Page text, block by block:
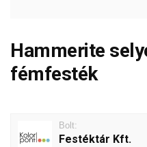
Hammerite
fémfesték
Bolt:
Festéktár Kft.